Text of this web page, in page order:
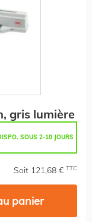
gris lumière
SOUS 2-10 JOURS
Soit 121,68 € TTC
panier